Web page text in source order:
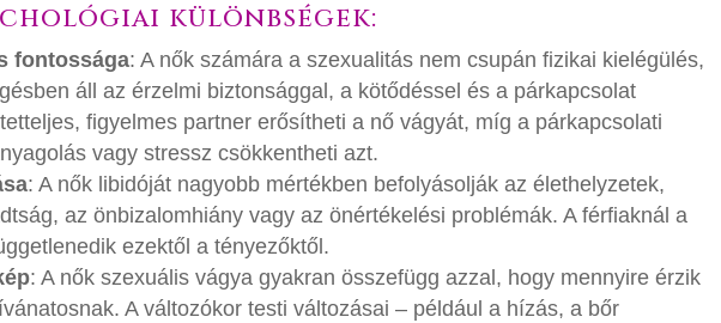
különbségek:
fontossága: A nők számára a szexualitás nem csupán fizikai kielégülés,
áll az érzelmi biztonsággal, a kötődéssel és a párkapcsolat
figyelmes partner erősítheti a nő vágyát, míg a párkapcsolati
vagy stressz csökkentheti azt.
: A nők libidóját nagyobb mértékben befolyásolják az élethelyzetek,
az önbizalomhiány vagy az önértékelési problémák. A férfiaknál a
ezektől a tényezőktől.
: A nők szexuális vágya gyakran összefügg azzal, hogy mennyire érzik
A változókor testi változásai – például a hízás, a bőr